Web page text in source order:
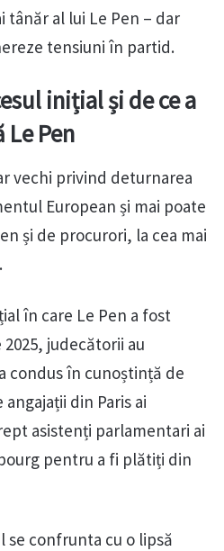
al lui Le Pen – dar
tensiuni în partid.
inițial și de ce a
Pen
vechi privind deturnarea
European și mai poate
și de procurori, la cea mai
în care Le Pen a fost
judecătorii au
condus în cunoștință de
din Paris ai
asistenți parlamentari ai
pentru a fi plătiți din
se confrunta cu o lipsă